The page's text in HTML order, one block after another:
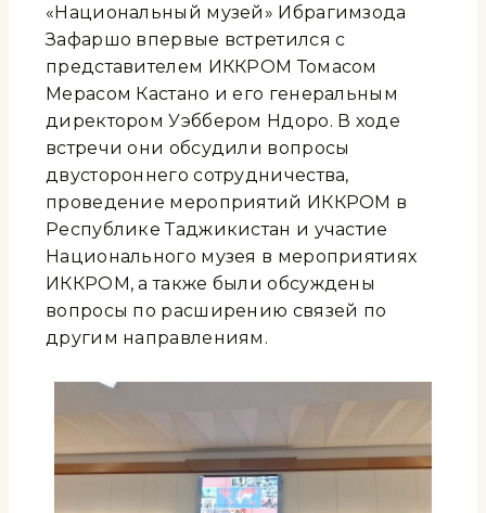
«Национальный музей» Ибрагимзода
Зафаршо впервые встретился с
представителем ИККРОМ Томасом
Мерасом Кастано и его генеральным
директором Уэббером Ндоро. В ходе
встречи они обсудили вопросы
двустороннего сотрудничества,
проведение мероприятий ИККРОМ в
Республике Таджикистан и участие
Национального музея в мероприятиях
ИККРОМ, а также были обсуждены
вопросы по расширению связей по
другим направлениям.